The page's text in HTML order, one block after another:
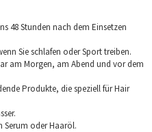
48 Stunden nach dem Einsetzen
Sie schlafen oder Sport treiben.
am Morgen, am Abend und vor dem
Produkte, die speziell für Hair
Serum oder Haaröl.